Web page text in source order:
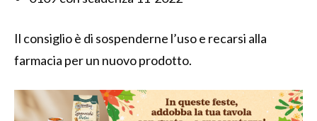
Il consiglio è di sospenderne l’uso e recarsi alla
farmacia per un nuovo prodotto.